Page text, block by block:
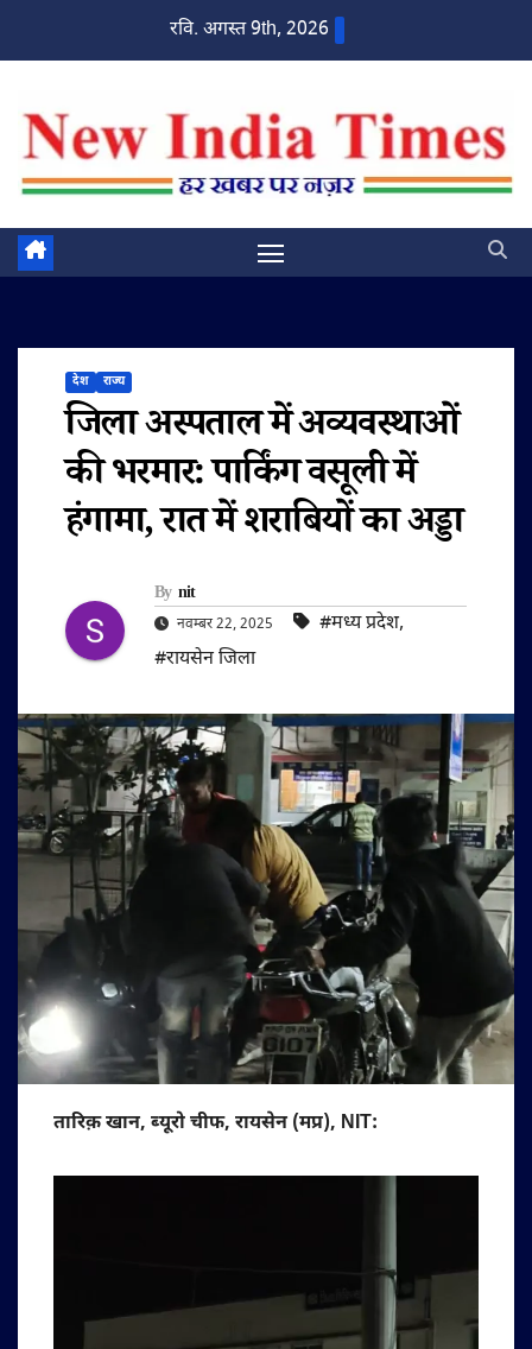
रवि. अगस्त 9th, 2026
देश राज्य
जिला अस्पताल में अव्यवस्थाओं
की भरमार: पार्किंग वसूली में
हंगामा, रात में शराबियों का अड्डा
By nit
नवम्बर 22, 2025 #मध्य प्रदेश,
#रायसेन जिला
तारिक़ खान, ब्यूरो चीफ, रायसेन (मप्र), NIT: